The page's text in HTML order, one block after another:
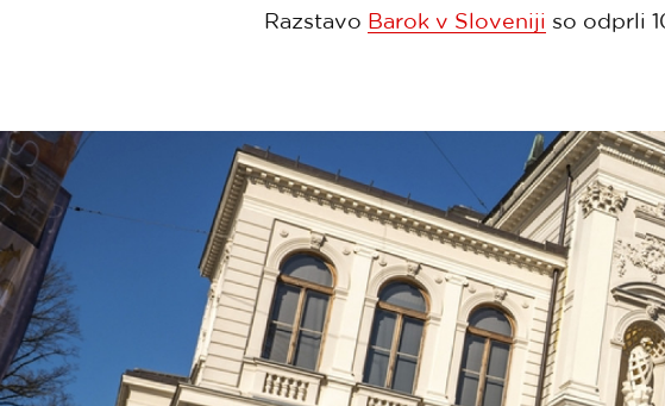
Razstavo Barok v Sloveniji so odprli